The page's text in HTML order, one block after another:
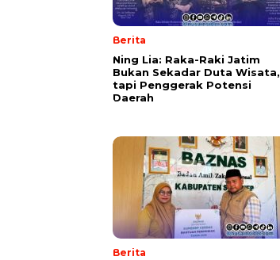
Berita
Ning Lia: Raka-Raki Jatim
Bukan Sekadar Duta Wisata,
tapi Penggerak Potensi
Daerah
Berita